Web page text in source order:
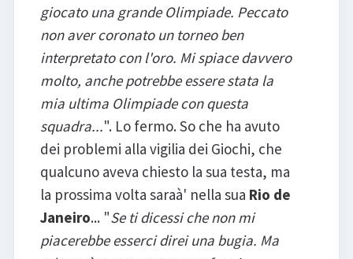
giocato una grande Olimpiade. Peccato
non aver coronato un torneo ben
interpretato con l'oro. Mi spiace davvero
molto, anche potrebbe essere stata la
mia ultima Olimpiade con questa
squadra...". Lo fermo. So che ha avuto
dei problemi alla vigilia dei Giochi, che
qualcuno aveva chiesto la sua testa, ma
la prossima volta saraà' nella sua Rio de
Janeiro... "Se ti dicessi che non mi
piacerebbe esserci direi una bugia. Ma